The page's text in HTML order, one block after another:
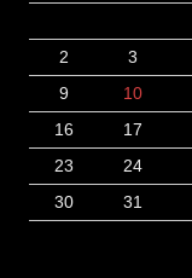
2
3
9
10
16
17
23
24
30
31